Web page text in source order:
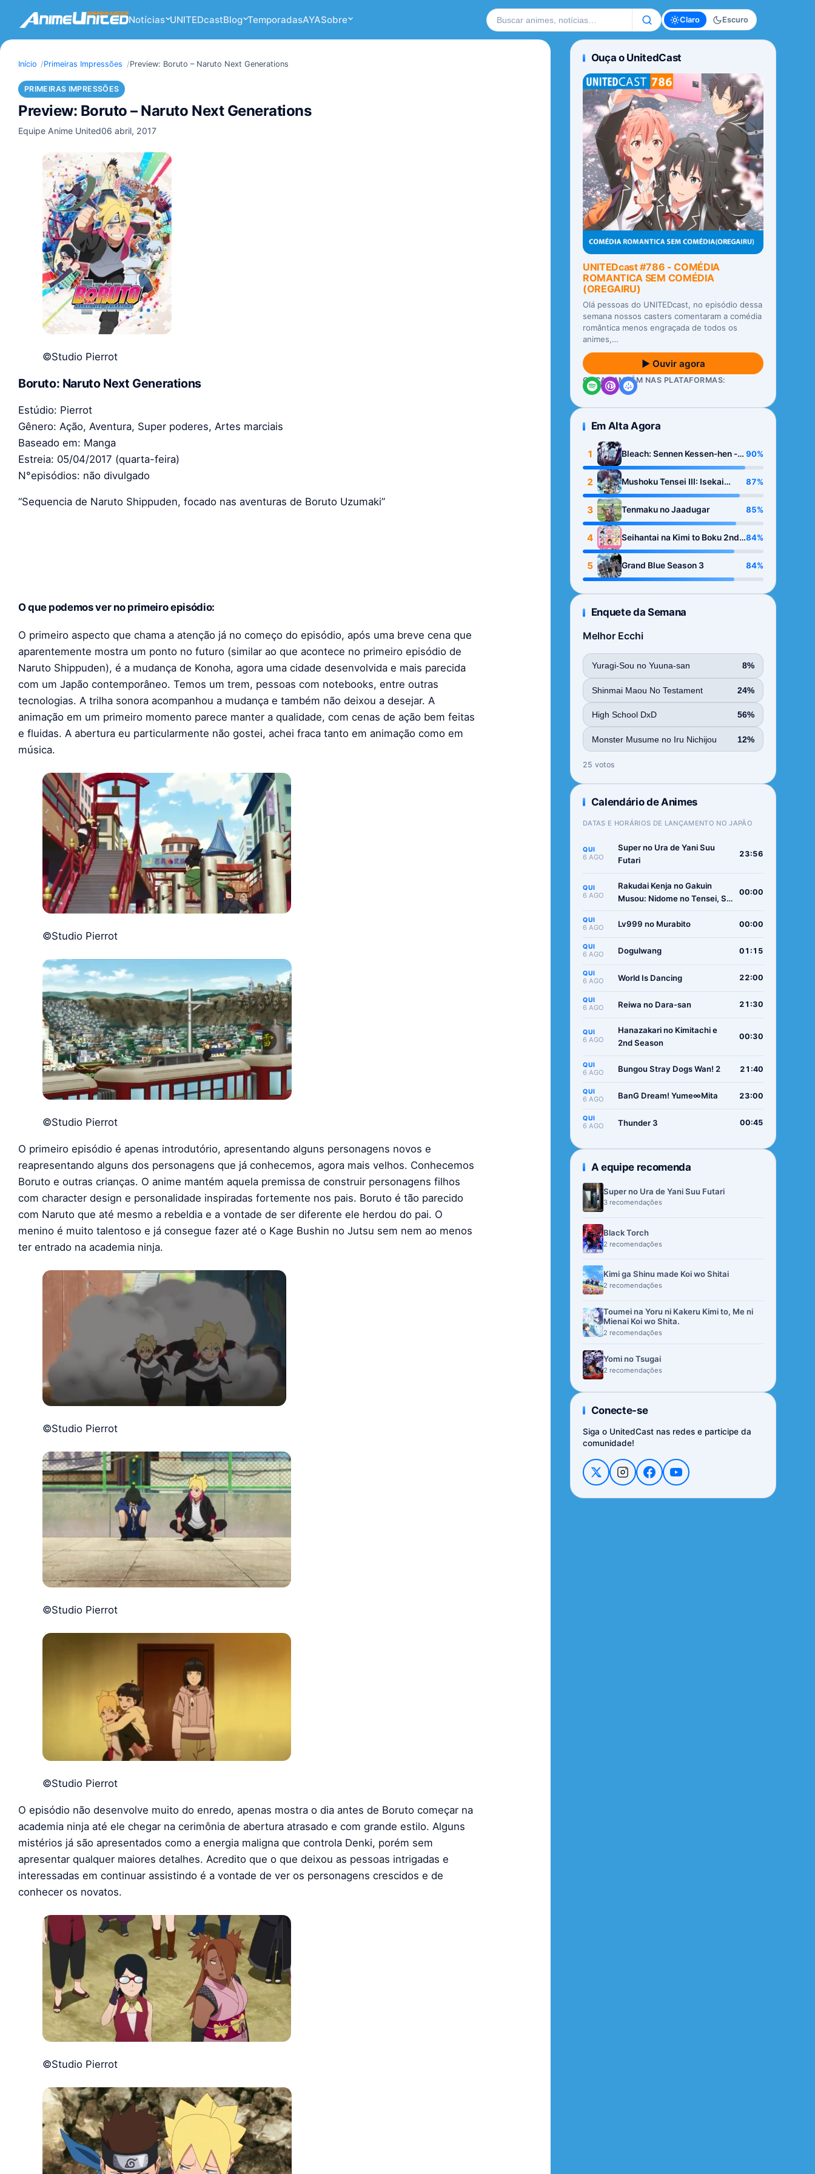
Notícias UNITEDcastBlog TemporadasAYASobre Buscar no site Claro Escuro
Início Primeiras Impressões Preview: Boruto – Naruto Next Generations
PRIMEIRAS IMPRESSÕES
Preview: Boruto – Naruto Next Generations
Equipe Anime United06 abril, 2017
©Studio Pierrot
Boruto: Naruto Next Generations
Estúdio: Pierrot
Gênero: Ação, Aventura, Super poderes, Artes marciais
Baseado em: Manga
Estreia: 05/04/2017 (quarta-feira)
N°episódios: não divulgado
“Sequencia de Naruto Shippuden, focado nas aventuras de Boruto Uzumaki”
O que podemos ver no primeiro episódio:
O primeiro aspecto que chama a atenção já no começo do episódio, após uma breve cena que
aparentemente mostra um ponto no futuro (similar ao que acontece no primeiro episódio de
Naruto Shippuden), é a mudança de Konoha, agora uma cidade desenvolvida e mais parecida
com um Japão contemporâneo. Temos um trem, pessoas com notebooks, entre outras
tecnologias. A trilha sonora acompanhou a mudança e também não deixou a desejar. A
animação em um primeiro momento parece manter a qualidade, com cenas de ação bem feitas
e fluidas. A abertura eu particularmente não gostei, achei fraca tanto em animação como em
música.
©Studio Pierrot
©Studio Pierrot
O primeiro episódio é apenas introdutório, apresentando alguns personagens novos e
reapresentando alguns dos personagens que já conhecemos, agora mais velhos. Conhecemos
Boruto e outras crianças. O anime mantém aquela premissa de construir personagens filhos
com character design e personalidade inspiradas fortemente nos pais. Boruto é tão parecido
com Naruto que até mesmo a rebeldia e a vontade de ser diferente ele herdou do pai. O
menino é muito talentoso e já consegue fazer até o Kage Bushin no Jutsu sem nem ao menos
ter entrado na academia ninja.
©Studio Pierrot
©Studio Pierrot
©Studio Pierrot
O episódio não desenvolve muito do enredo, apenas mostra o dia antes de Boruto começar na
academia ninja até ele chegar na cerimônia de abertura atrasado e com grande estilo. Alguns
mistérios já são apresentados como a energia maligna que controla Denki, porém sem
apresentar qualquer maiores detalhes. Acredito que o que deixou as pessoas intrigadas e
interessadas em continuar assistindo é a vontade de ver os personagens crescidos e de
conhecer os novatos.
©Studio Pierrot
Ouça o UnitedCast
UNITEDcast #786 - COMÉDIA
ROMANTICA SEM COMÉDIA
(OREGAIRU)
Olá pessoas do UNITEDcast, no episódio dessa
semana nossos casters comentaram a comédia
romântica menos engraçada de todos os
animes,…
▶ Ouvir agora
OUÇA TAMBÉM NAS PLATAFORMAS:
Em Alta Agora
1
Bleach: Sennen Kessen-hen -
Kashin-tan
90%
2
Mushoku Tensei III: Isekai
Ittara Honki Dasu
87%
3 Tenmaku no Jaadugar 85%
4
Seihantai na Kimi to Boku 2nd
Season
84%
5 Grand Blue Season 3 84%
Enquete da Semana
Melhor Ecchi
Yuragi-Sou no Yuuna-san 8%
Shinmai Maou No Testament 24%
High School DxD 56%
Monster Musume no Iru Nichijou 12%
25 votos
Calendário de Animes
DATAS E HORÁRIOS DE LANÇAMENTO NO JAPÃO
QUI
6 AGO
Super no Ura de Yani Suu
Futari
23:56
QUI
6 AGO
Rakudai Kenja no Gakuin
Musou: Nidome no Tensei, S-
Boukenroku
00:00
QUI
6 AGO Lv999 no Murabito 00:00
QUI
6 AGO Dogulwang 01:15
QUI
6 AGO World Is Dancing 22:00
QUI
6 AGO Reiwa no Dara-san 21:30
QUI
6 AGO
Hanazakari no Kimitachi e
2nd Season
00:30
QUI
6 AGO Bungou Stray Dogs Wan! 2 21:40
QUI
6 AGO BanG Dream! Yume∞Mita 23:00
QUI
6 AGO Thunder 3 00:45
A equipe recomenda
Super no Ura de Yani Suu Futari
3 recomendações
Black Torch
2 recomendações
Kimi ga Shinu made Koi wo Shitai
2 recomendações
Toumei na Yoru ni Kakeru Kimi to, Me ni
Mienai Koi wo Shita.
2 recomendações
Yomi no Tsugai
2 recomendações
Conecte-se
Siga o UnitedCast nas redes e participe da
comunidade!